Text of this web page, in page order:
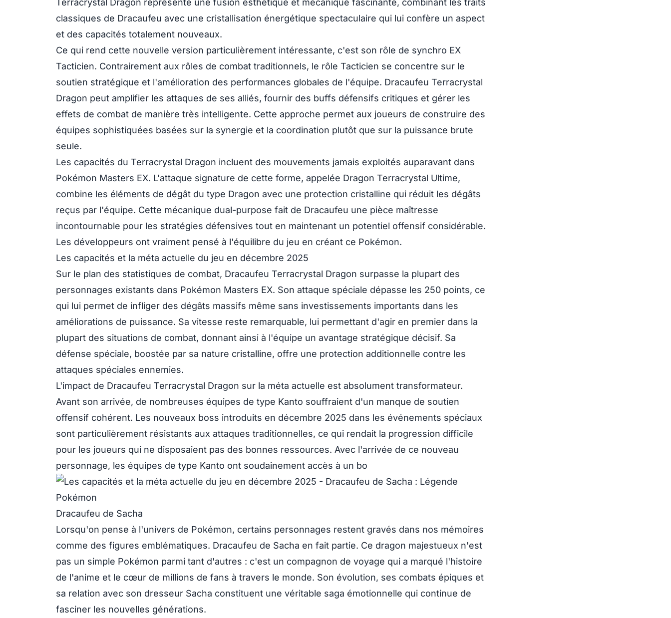
Terracrystal Dragon représente une fusion esthétique et mécanique fascinante, combinant les traits
classiques de Dracaufeu avec une cristallisation énergétique spectaculaire qui lui confère un aspect
et des capacités totalement nouveaux.
Ce qui rend cette nouvelle version particulièrement intéressante, c'est son rôle de synchro EX
Tacticien. Contrairement aux rôles de combat traditionnels, le rôle Tacticien se concentre sur le
soutien stratégique et l'amélioration des performances globales de l'équipe. Dracaufeu Terracrystal
Dragon peut amplifier les attaques de ses alliés, fournir des buffs défensifs critiques et gérer les
effets de combat de manière très intelligente. Cette approche permet aux joueurs de construire des
équipes sophistiquées basées sur la synergie et la coordination plutôt que sur la puissance brute
seule.
Les capacités du Terracrystal Dragon incluent des mouvements jamais exploités auparavant dans
Pokémon Masters EX. L'attaque signature de cette forme, appelée Dragon Terracrystal Ultime,
combine les éléments de dégât du type Dragon avec une protection cristalline qui réduit les dégâts
reçus par l'équipe. Cette mécanique dual-purpose fait de Dracaufeu une pièce maîtresse
incontournable pour les stratégies défensives tout en maintenant un potentiel offensif considérable.
Les développeurs ont vraiment pensé à l'équilibre du jeu en créant ce Pokémon.
Les capacités et la méta actuelle du jeu en décembre 2025
Sur le plan des statistiques de combat, Dracaufeu Terracrystal Dragon surpasse la plupart des
personnages existants dans Pokémon Masters EX. Son attaque spéciale dépasse les 250 points, ce
qui lui permet de infliger des dégâts massifs même sans investissements importants dans les
améliorations de puissance. Sa vitesse reste remarquable, lui permettant d'agir en premier dans la
plupart des situations de combat, donnant ainsi à l'équipe un avantage stratégique décisif. Sa
défense spéciale, boostée par sa nature cristalline, offre une protection additionnelle contre les
attaques spéciales ennemies.
L'impact de Dracaufeu Terracrystal Dragon sur la méta actuelle est absolument transformateur.
Avant son arrivée, de nombreuses équipes de type Kanto souffraient d'un manque de soutien
offensif cohérent. Les nouveaux boss introduits en décembre 2025 dans les événements spéciaux
sont particulièrement résistants aux attaques traditionnelles, ce qui rendait la progression difficile
pour les joueurs qui ne disposaient pas des bonnes ressources. Avec l'arrivée de ce nouveau
personnage, les équipes de type Kanto ont soudainement accès à un bo
Dracaufeu de Sacha
Lorsqu'on pense à l'univers de Pokémon, certains personnages restent gravés dans nos mémoires
comme des figures emblématiques. Dracaufeu de Sacha en fait partie. Ce dragon majestueux n'est
pas un simple Pokémon parmi tant d'autres : c'est un compagnon de voyage qui a marqué l'histoire
de l'anime et le cœur de millions de fans à travers le monde. Son évolution, ses combats épiques et
sa relation avec son dresseur Sacha constituent une véritable saga émotionnelle qui continue de
fasciner les nouvelles générations.